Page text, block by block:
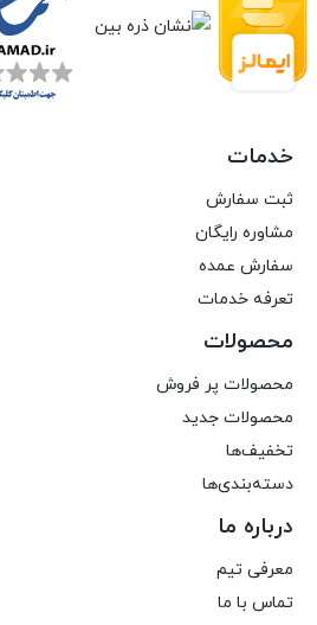
خدمات
ثبت سفارش
مشاوره رایگان
سفارش عمده
تعرفه خدمات
محصولات
محصولات پر فروش
محصولات جدید
تخفیف‌ها
دسته‌بندی‌ها
درباره ما
معرفی تیم
تماس با ما